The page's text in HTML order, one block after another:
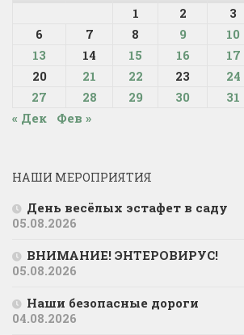
1
2 3
6
7 8 9 10
13
14 15 16 17
20
21 22 23 24
27
28 29 30
31
« Дек
Фев »
НАШИ МЕРОПРИЯТИЯ
День весёлых эстафет в саду
05.08.2026
ВНИМАНИЕ! ЭНТЕРОВИРУС!
05.08.2026
Наши безопасные дороги
04.08.2026